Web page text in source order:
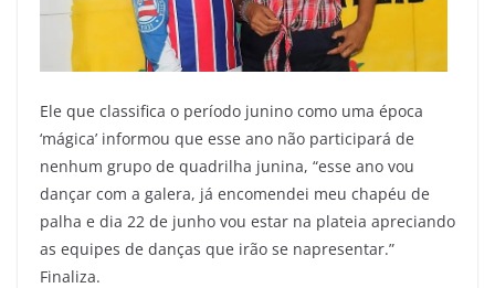
Ele que classifica o período junino como uma época
‘mágica’ informou que esse ano não participará de
nenhum grupo de quadrilha junina, “esse ano vou
dançar com a galera, já encomendei meu chapéu de
palha e dia 22 de junho vou estar na plateia apreciando
as equipes de danças que irão se napresentar.”
Finaliza.